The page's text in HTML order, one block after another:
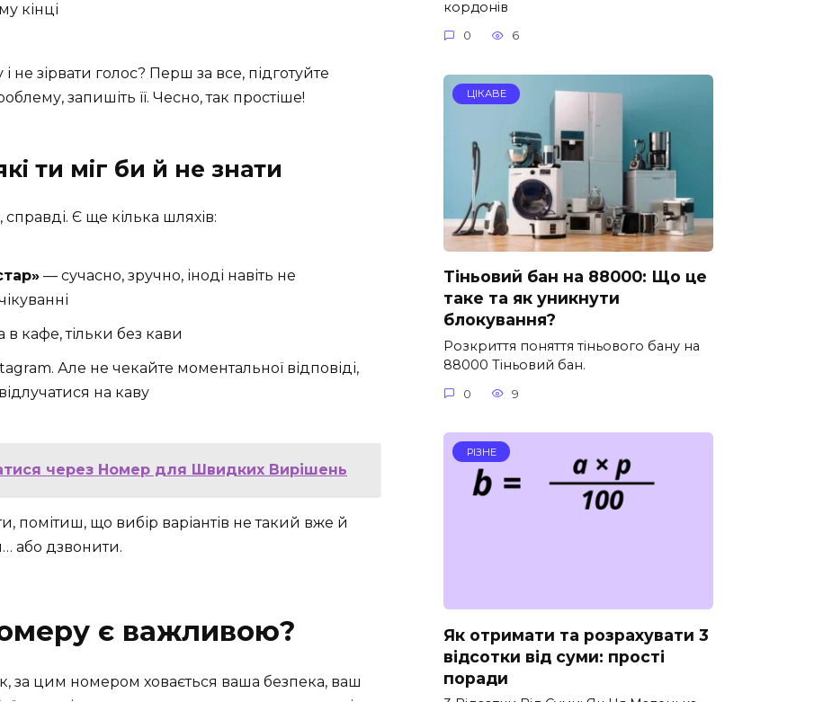
кінці
зірвати голос? Перш за все, підготуйте
запишіть її. Чесно, так простіше!
ти міг би й не знати
справді. Є ще кілька шляхів:
— сучасно, зручно, іноді навіть не
кафе, тільки без кави
Але не чекайте моментальної відповіді,
на каву
через Номер для Швидких Вирішень
помітиш, що вибір варіантів не такий вже й
або дзвонити.
є важливою?
за цим номером ховається ваша безпека, ваш
кордонів
0 6
ЦІКАВЕ
Тіньовий бан на 88000: Що це
таке та як уникнути
блокування?
Розкриття поняття тіньового бану на
88000 Тіньовий бан.
0 9
РІЗНЕ
Як отримати та розрахувати 3
відсотки від суми: прості
поради